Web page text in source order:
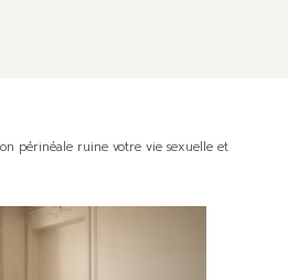
périnéale ruine votre vie sexuelle et